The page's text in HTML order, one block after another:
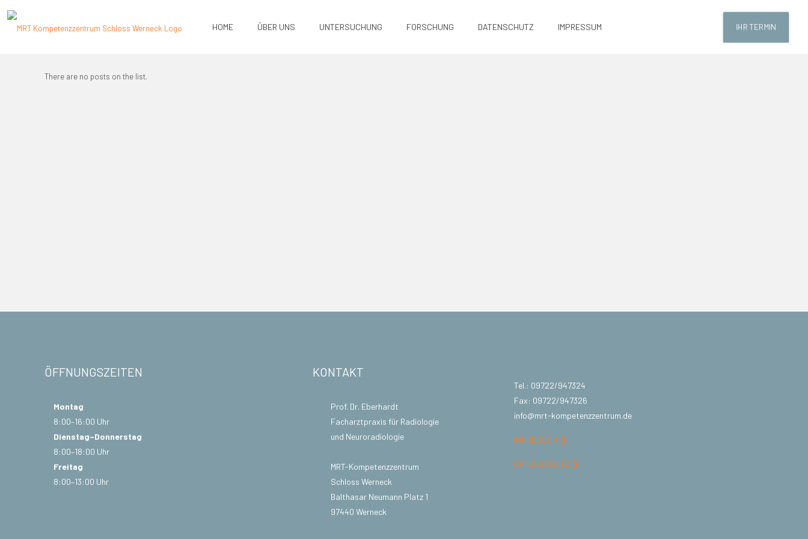
HOME ÜBER UNS UNTERSUCHUNG FORSCHUNG DATENSCHUTZ IMPRESSUM IHR TERMIN
Filter by Categories Tags
There are no posts on the list.
ÖFFNUNGSZEITEN
Montag
8:00–16:00 Uhr
Dienstag–Donnerstag
8:00–18:00 Uhr
Freitag
8:00–13:00 Uhr
KONTAKT
Prof. Dr. Eberhardt
Facharztpraxis für Radiologie
und Neuroradiologie
MRT-Kompetenzzentrum
Schloss Werneck
Balthasar Neumann Platz 1
97440 Werneck
Tel.: 09722/947324
Fax: 09722/947326
info@mrt-kompetenzzentrum.de
IMPRESSUM ❯
DATENSCHUTZ ❯